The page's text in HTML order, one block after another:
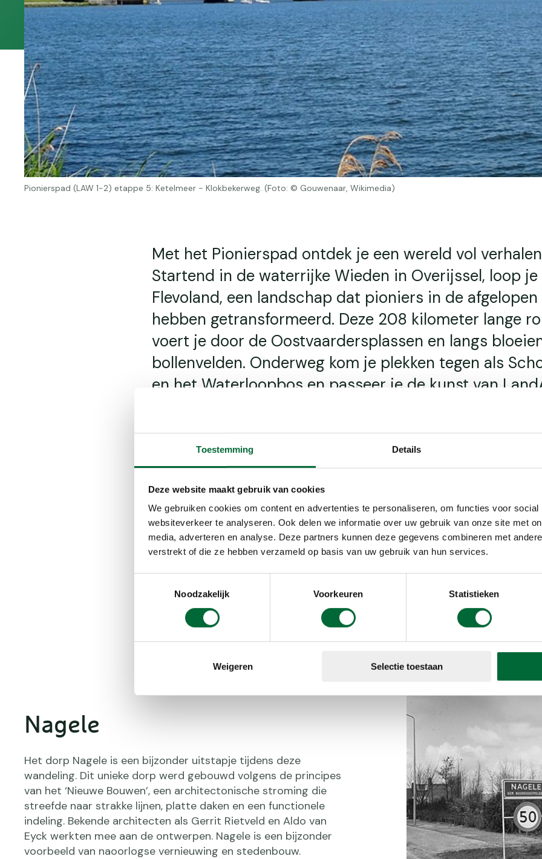
Toestemming Details
Deze website maakt gebruik van cookies
We gebruiken cookies om content en advertenties te personaliseren, om functies voor
websiteverkeer te analyseren. Ook delen we informatie over uw gebruik van onze site met
media, adverteren en analyse. Deze partners kunnen deze gegevens combineren met
verstrekt of die ze hebben verzameld op basis van uw gebruik van hun services.
Noodzakelijk
Voorkeuren Statistieken
Weigeren Selectie toestaan
Pionierspad (LAW 1-2) etappe 5: Ketelmeer - Klokbekerweg. (Foto: © Gouwenaar, Wikimedia)
Met het Pionierspad ontdek je een wereld vol
Startend in de waterrijke Wieden in Overijssel, loop je
Flevoland, een landschap dat pioniers in de
hebben getransformeerd. Deze 208 kilometer lange
voert je door de Oostvaardersplassen en langs
bollenvelden. Onderweg kom je plekken tegen als
en het Waterloopbos en passeer je de kunst van
boeiende podcasts die je meenemen in de verhalen
unieke gebied.
Inhoudsopgave
Nagele
Het Ketelhuisje
Vogelreservaat Pleisterplas
Swifterbant
Nagele
Het dorp Nagele is een bijzonder uitstapje tijdens deze
wandeling. Dit unieke dorp werd gebouwd volgens de principes
van het ‘Nieuwe Bouwen’, een architectonische stroming die
streefde naar strakke lijnen, platte daken en een functionele
indeling. Bekende architecten als Gerrit Rietveld en Aldo van
Eyck werkten mee aan de ontwerpen. Nagele is een bijzonder
voorbeeld van naoorlogse vernieuwing en stedenbouw.